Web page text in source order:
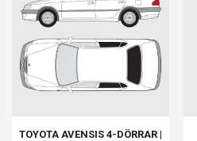
TOYOTA AVENSIS 4-DÖRRAR |